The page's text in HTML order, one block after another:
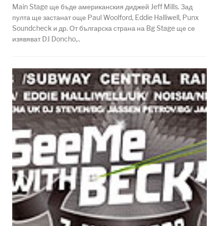
Main Stage ще бъде американския диджей Jeff Mills. Зад
пулта ще застанат още Paul Woolford, Eddie Halliwell, Punx
Soundcheck и др. От българска страна на Bg Stage ще се
изявяват DJ Doncho,..